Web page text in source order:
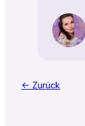
← Zurück